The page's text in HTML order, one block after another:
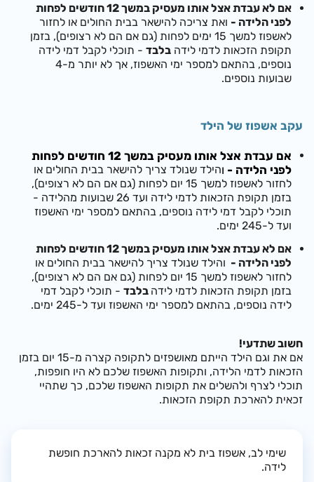
אם לא עבדת אצל אותו מעסיק במשך 12 חודשים לפחות
לפני הלידה -ואת צריכה להישאר בבית החולים או לחזור
לאשפוז למשך 15 ימ
ים לפחות (גם אם הם לא רצופים), בזמן
תקופת הזכאות לדמי לידהבלבד- תוכלילקבל דמי לידה
נוספים,
בהתאם למספר ימי האשפוז, אך לא יותר מ-4
שבועות נוספים.
עקב אשפוז של הילד
אם עבדת אצל אותו מעסיק במשך 12 חודשים לפחות
לפני הלידה -והילד שנולד צריך להישאר בבית החולים או
לחזור לאשפוז למשך 15 יום לפחות (גם אם הם לא רצופים),
בזמן תקופת הזכאות לדמי לידה ועד 26 שבועות מהלידה -
תוכלי לקבל דמי לידה נוספים,בהתאם למספר ימי האשפוז
ועד ל-245 ימים.
אם לא עבדת אצל אותו מעסיק במשך 12 חודשים לפחות
לפני הלידה - והילד שנולד צריך להישאר בבית החולים או
לחזור לאשפוז למשך 15 יום לפחות (גם אם הם לא רצופים),
בזמןתקופת הזכאות לדמי לידהבלבד - תוכלי לקבל דמי
לידה נוספים,בהתאם למספר ימי האשפוז ועד ל-245 ימים.
חשוב שתדעי!
אם את וגם הילד הייתם מאושפזים לתקופה קצרה מ-15 יום בזמן
הזכאות לדמי הלידה, ותקופות האשפוז שלכם לא היו חופפות,
תוכלי לצרף ולהשלים את תקופות האשפוז שלכם, כך שתהיי
זכאית להארכת תקופת הזכאות.
שימי לב, אשפוז בית לא מקנה זכאות להארכת חופשת
לידה.